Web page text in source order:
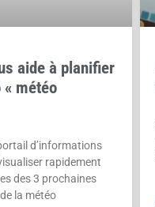
aide à planifier
météo
d’informations
rapidement
des 3 prochaines
la météo